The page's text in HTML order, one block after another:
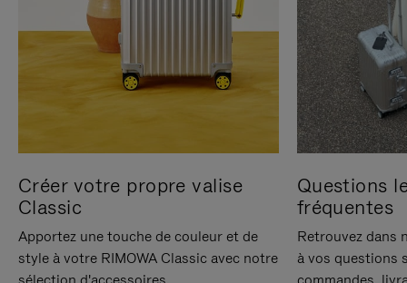
Créer votre propre valise
Classic
Apportez une touche de couleur et de
style à votre RIMOWA Classic avec notre
Questions
fréquentes
Retrouvez dans
à vos questions